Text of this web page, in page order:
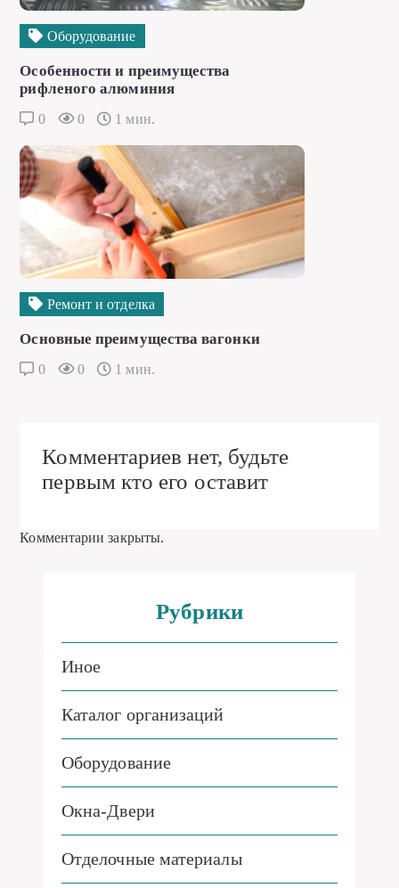
Оборудование
Особенности и преимущества
рифленого алюминия
0 0 1 мин.
Ремонт и отделка
Основные преимущества вагонки
0 0 1 мин.
Комментариев нет, будьте
первым кто его оставит
Комментарии закрыты.
Рубрики
Иное
Каталог организаций
Оборудование
Окна-Двери
Отделочные материалы